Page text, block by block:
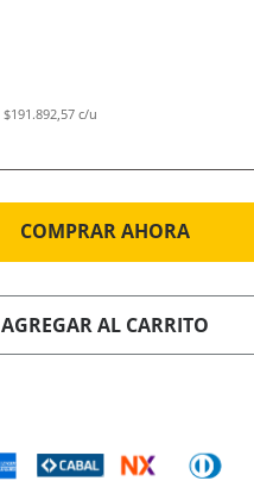
$191.892,57 c/u
COMPRAR AHORA
AGREGAR AL CARRITO